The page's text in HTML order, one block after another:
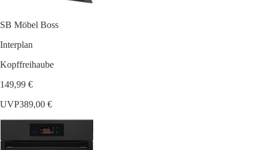
SB Möbel Boss
Interplan
Kopffreihaube
149,99 €
UVP389,00 €